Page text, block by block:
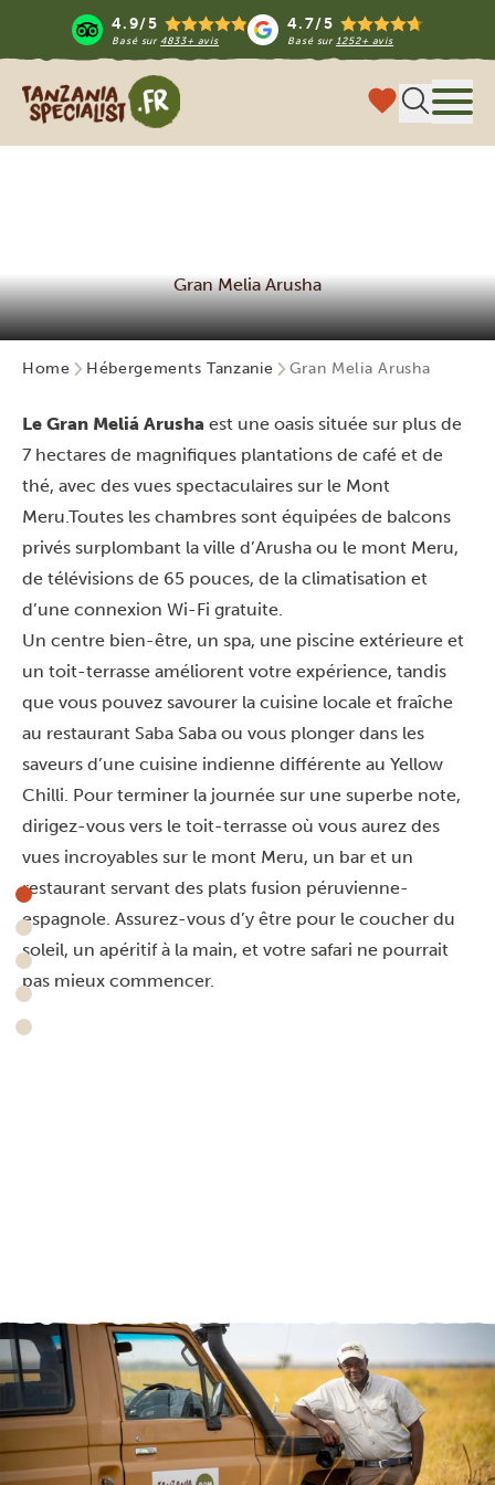
4.9/5
Basé sur 4833+ avis
4.7/5
Basé sur1252+ avis
Tanzania Specialist
Gran Melia Arusha
Home Hébergements Tanzanie Gran Melia Arusha
Le Gran Meliá Arusha est une oasis située sur plus de
7 hectares de magnifiques plantations de café et de
thé, avec des vues spectaculaires sur le Mont
Meru.Toutes les chambres sont équipées de balcons
privés surplombant la ville d’Arusha ou le mont Meru,
de télévisions de 65 pouces, de la climatisation et
d’une connexion Wi-Fi gratuite.
Un centre bien-être, un spa, une piscine extérieure et
un toit-terrasse améliorent votre expérience, tandis
que vous pouvez savourer la cuisine locale et fraîche
au restaurant Saba Saba ou vous plonger dans les
saveurs d’une cuisine indienne différente au Yellow
Chilli. Pour terminer la journée sur une superbe note,
dirigez-vous vers le toit-terrasse où vous aurez des
vues incroyables sur le mont Meru, un bar et un
restaurant servant des plats fusion péruvienne-
espagnole. Assurez-vous d’y être pour le coucher du
soleil, un apéritif à la main, et votre safari ne pourrait
pas mieux commencer.